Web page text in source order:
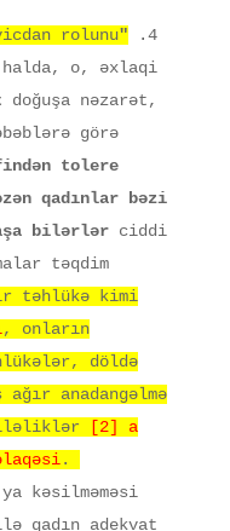
4.
"La iglesia
rolunu
o, əxlaqi
doğuşa nəzarət,
görə
tolere
qadınlar bəzi
bilərlərciddi
təqdim
təhlükə kimi
, onların
döldə
anadangəlmə
[2]
a
.
kəsilməməsi
qadın adekvat